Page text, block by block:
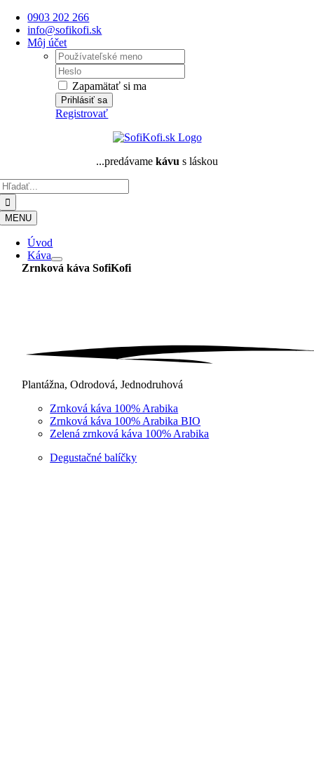
Skip
content
0903 202 266
info@sofikofi.sk
Môj účet
Username:
Password:
Zapamätať si ma
Registrovať
...predávame kávu s láskou
MENU
Úvod
Káva
Zrnková káva SofiKofi
Plantážna, Odrodová, Jednodruhová
Zrnková káva 100% Arabika
Zrnková káva 100% Arabika BIO
Zelená zrnková káva 100% Arabika
Degustačné balíčky